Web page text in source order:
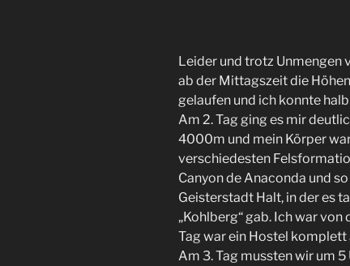
Leider und trotz Unmengen
ab der Mittagszeit die
gelaufen und ich konnte
Am 2. Tag ging es mir
4000m und mein Körper
verschiedesten
Canyon de Anaconda und
Geisterstadt Halt, in der es
„Kohlberg“ gab. Ich war
Tag war ein Hostel komplett
Am 3. Tag mussten wir um